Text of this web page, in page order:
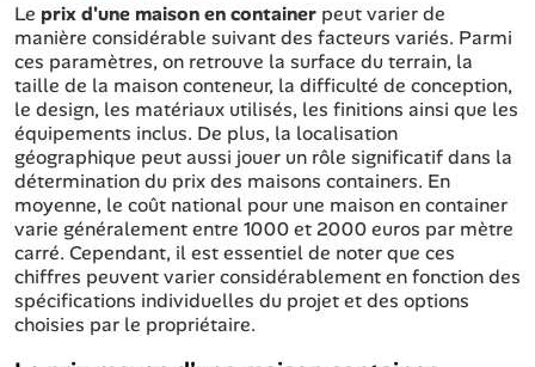
Le prix d'une maison en container peut varier de
manière considérable suivant des facteurs variés. Parmi
ces paramètres, on retrouve la surface du terrain, la
taille de la maison conteneur, la difficulté de conception,
le design, les matériaux utilisés, les finitions ainsi que les
équipements inclus. De plus, la localisation
géographique peut aussi jouer un rôle significatif dans la
détermination du prix des maisons containers. En
moyenne, le coût national pour une maison en container
varie généralement entre 1000 et 2000 euros par mètre
carré. Cependant, il est essentiel de noter que ces
chiffres peuvent varier considérablement en fonction des
spécifications individuelles du projet et des options
choisies par le propriétaire.